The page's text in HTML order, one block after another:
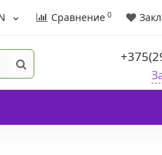
Сравнение 0